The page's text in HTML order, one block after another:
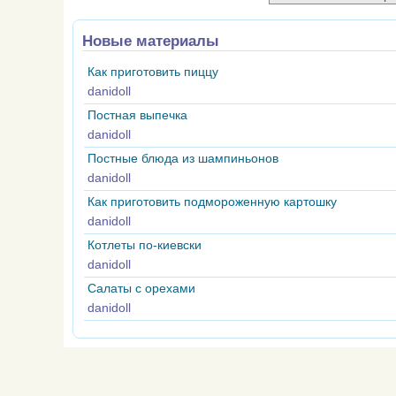
Новые материалы
Как приготовить пиццу
danidoll
Постная выпечка
danidoll
Постные блюда из шампиньонов
danidoll
Как приготовить подмороженную картошку
danidoll
Котлеты по-киевски
danidoll
Салаты с орехами
danidoll